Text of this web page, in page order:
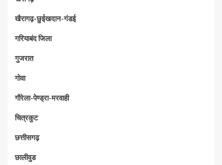
खैरागढ़-छुईखदान-गंडई
गरियाबंद जिला
गुजरात
गोवा
गौरेला-पेण्ड्रा-मरवाही
चित्रकुट
छत्तीसगढ़
छालीवुड